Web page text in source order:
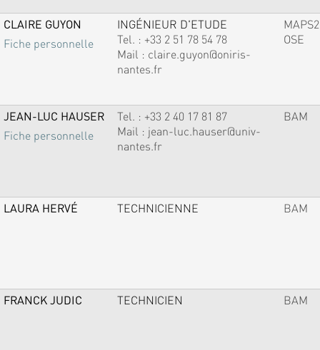
CLAIRE GUYON
Fiche personnelle
INGÉNIEUR D'ETUDE
Tel. : +33 2 51 78 54 78
Mail : claire.guyon@oniris-
nantes.fr
MAPS2
OSE
JEAN-LUC HAUSER
Fiche personnelle
Tel. : +33 2 40 17 81 87
Mail : jean-luc.hauser@univ-
nantes.fr
BAM
LAURA HERVÉ TECHNICIENNE BAM
FRANCK JUDIC TECHNICIEN BAM